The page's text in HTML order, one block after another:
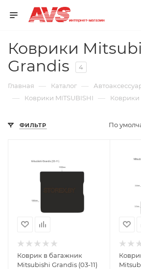
Коврики
Grandis
4
Главная — Каталог —
— Коврики MITSUBISHI — Коврики
ФИЛЬТР По
Коврик в багажник
Mitsubishi Grandis (03-11)